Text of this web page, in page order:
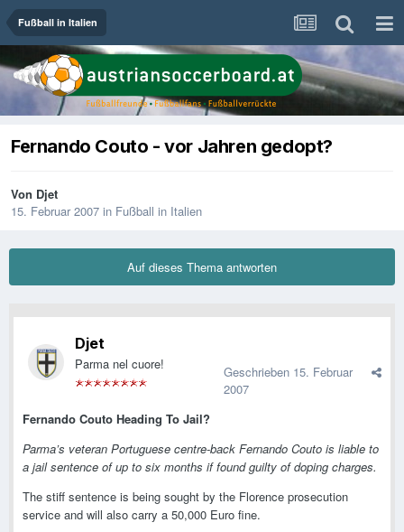
Fußball in Italien
Fernando Couto - vor Jahren gedopt?
Von Djet
15. Februar 2007 in Fußball in Italien
Auf dieses Thema antworten
Djet
Parma nel cuore! Geschrieben 15. Februar
2007
Fernando Couto Heading To Jail?
Parma’s veteran Portuguese centre-back Fernando Couto is liable to
a jail sentence of up to six months if found guilty of doping charges.
The stiff sentence is being sought by the Florence prosecution
service and will also carry a 50,000 Euro fine.